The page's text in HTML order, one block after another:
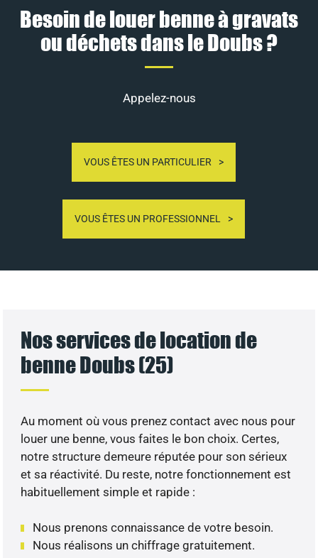
Besoin de louer benne à gravats
ou déchets dans le Doubs ?
Appelez-nous
VOUS ÊTES UN PARTICULIER
VOUS ÊTES UN PROFESSIONNEL
Nos services de location de
benne Doubs (25)
Au moment où vous prenez contact avec nous pour
louer une benne, vous faites le bon choix. Certes,
notre structure demeure réputée pour son sérieux
et sa réactivité. Du reste, notre fonctionnement est
habituellement simple et rapide :
Nous prenons connaissance de votre besoin.
Nous réalisons un chiffrage gratuitement.